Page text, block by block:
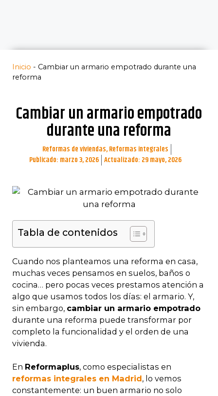
Inicio - Cambiar un armario empotrado​ durante una
reforma
Cambiar un armario empotrado​
durante una reforma
Reformas de viviendas,Reformas integrales
Publicado: marzo 3, 2026 Actualizado: 29 mayo, 2026
Tabla de contenidos
Cuando nos planteamos una reforma en casa,
muchas veces pensamos en suelos, baños o
cocina… pero pocas veces prestamos atención a
algo que usamos todos los días: el armario. Y,
sin embargo, cambiar un armario empotrado
durante una reforma puede transformar por
completo la funcionalidad y el orden de una
vivienda.
En Reformaplus, como especialistas en
reformas integrales en Madrid, lo vemos
constantemente: un buen armario no solo